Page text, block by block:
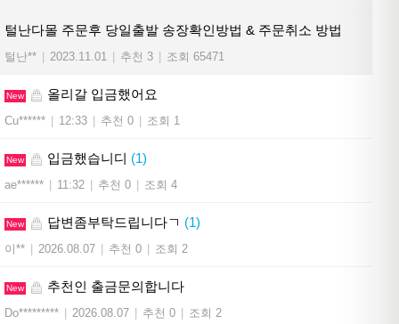
털난다몰 주문후 당일출발 송장확인방법 & 주문취소 방법
털난** 2023.11.01 추천 3 조회 65471
New 올리갈 입금했어요
Cu****** 12:33 추천 0 조회 1
New 입금했습니디 (1)
ae****** 11:32 추천 0 조회 4
New 답변좀부탁드립니다ㄱ (1)
이** 2026.08.07 추천 0 조회 2
New 추천인 출금문의합니다
Do********* 2026.08.07 추천 0 조회 2